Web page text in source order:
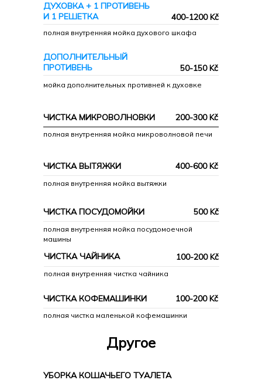
ЧИСТКА МИКРОВОЛНОВКИ
полная внутренняя мойка микроволновой печи
200-300 Kč
ЧИСТКА ПОСУДОМОЙКИ
полная внутренняя мойка посудомоечной
машины
500 Kč
ЧИСТКА ВЫТЯЖКИ
полная внутренняя мойка вытяжки
400-600 Kč
УБОРКА КОШАЧЬЕГО ТУАЛЕТА
Другое
полная чистка маленькой кофемашинки
100-200 Kč
ЧИСТКА КОФЕМАШИНКИ
ДОПОЛНИТЕЛЬНЫЙ
ПРОТИВЕНЬ
мойка дополнительных противней к духовке
50-150 Kč
полная внутренняя чистка чайника
100-200 Kč
ЧИСТКА ЧАЙНИКА
ДУХОВКА + 1 ПРОТИВЕНЬ
И 1 РЕШЕТКА
полная внутренняя мойка духового шкафа
400-1200 Kč
Поддерживающая
регулярная уборка
офисов, коммерческих
помещений, квартир и
Клининговая компания INHOME
поддерживающую уборку любых
типов коммерческих и складских
помещений, офисов, квартир и
домов. Мы работаем эффективно и
Вас время и проводим уборку,
пришли к полностью готовому,